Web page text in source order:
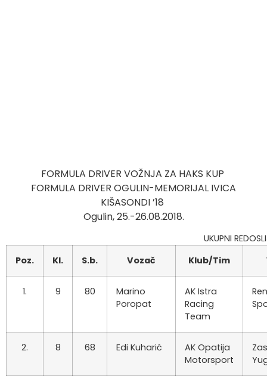
FORMULA DRIVER VOŽNJA ZA HAKS KUP
FORMULA DRIVER OGULIN-MEMORIJAL IVICA
KIŠASONDI ’18
Ogulin, 25.-26.08.2018.
UKUPNI
Poz.
Kl. S.b. Vozač Klub/Tim
1. 9 80
Marino
Poropat
AK Istra
Racing
Team
2. 8 68 Edi Kuharić
AK Opatija
Motorsport